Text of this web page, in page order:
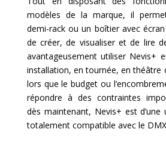
modèles de la marque, il
demi-rack ou un boîtier avec
de créer, de visualiser et de lire
avantageusement utiliser Nevis+
installation, en tournée, en théâtre
lors que le budget ou
répondre à des contraintes
dès maintenant, Nevis+ est
totalement compatible avec le